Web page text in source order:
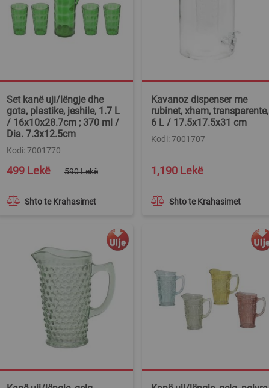
Set kanë uji/lëngje dhe
gota, plastike, jeshile, 1.7 L
/ 16x10x28.7cm ; 370 ml /
Dia. 7.3x12.5cm
Kodi: 7001770
Shto te Krahasimet
Special
Price
499 Lekë 590 Lekë
Kavanoz dispenser me
rubinet, xham, transparente,
6 L / 17.5x17.5x31 cm
Kodi: 7001707
Shto te Krahasimet
1,190 Lekë